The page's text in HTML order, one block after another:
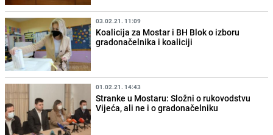
03.02.21. 11:09
Koalicija za Mostar i BH Blok o izboru
gradonačelnika i koaliciji
01.02.21. 14:43
Stranke u Mostaru: Složni o rukovodstvu
Vijeća, ali ne i o gradonačelniku